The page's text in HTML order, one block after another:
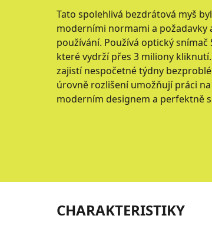
Tato spolehlivá bezdrátová myš
moderními normami a
používání. Používá optický
které vydrží přes 3 miliony
zajistí nespočetné týdny
úrovně rozlišení umožňují práci
moderním designem a perfektně
CHARAKTERISTIKY